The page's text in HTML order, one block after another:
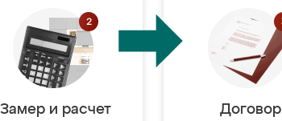
Замер и расчет
Договор